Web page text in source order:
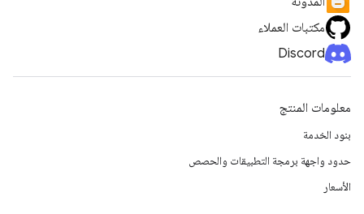
مكتبات العملاء
Discord
معلومات المنتج
بنود الخدمة
حدود واجهة برمجة التطبيقات والحصص
الأسعار